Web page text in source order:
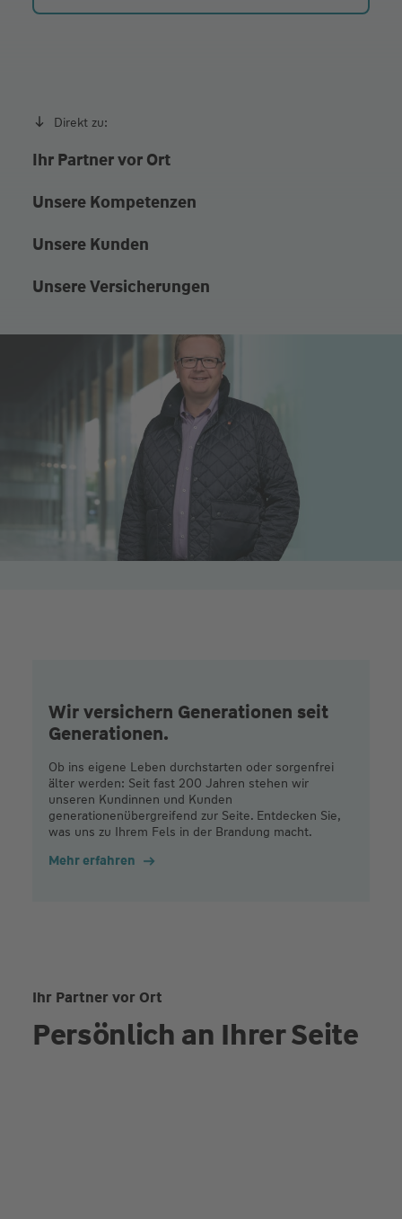
Direkt zu:
Ihr Partner vor Ort
Unsere Kompetenzen
Unsere Kunden
Unsere Versicherungen
Wir versichern Generationen seit
Generationen.
Ob ins eigene Leben durchstarten oder sorgenfrei
älter werden: Seit fast 200 Jahren stehen wir
unseren Kundinnen und Kunden
generationenübergreifend zur Seite. Entdecken Sie,
was uns zu Ihrem Fels in der Brandung macht.
Mehr erfahren
Ihr Partner vor Ort
Persönlich an Ihrer Seite